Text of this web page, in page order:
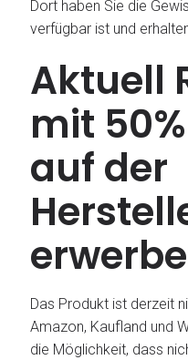
Dort haben Sie die
verfügbar ist und
Aktuell
mit
auf der
Das Produkt ist derzeit
Amazon, Kaufland und
die Möglichkeit, dass